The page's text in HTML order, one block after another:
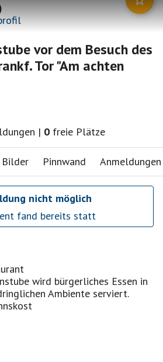
vor dem Besuch des
Tor "Am achten
| 0 freie Plätze
Bilder Pinnwand Anmeldungen
nicht möglich
fand bereits statt
wird bürgerliches Essen in
Ambiente serviert.